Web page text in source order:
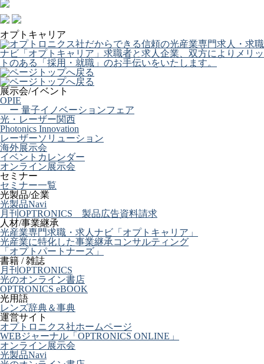
オプトキャリア
展示会/イベント
OPIE
ー 量子イノベーションフェア
光・レーザー関西
Photonics Innovation
レーザーソリューション
海外展示会
イベントカレンダー
オンライン展示会
セミナー
セミナー一覧
光製品/企業
光製品Navi
月刊OPTRONICS 製品広告資料請求
人材/事業継承
光産業専門求職・求人ナビ「オプトキャリア」
光産業に特化した事業継承コンサルティング
「オプトパートナーズ」
書籍 / 雑誌
月刊OPTRONICS
光のオンライン書店
OPTRONICS eBOOK
光用語
レンズ辞典＆事典
運営サイト
オプトロニクス社ホームページ
WEBジャーナル「OPTRONICS ONLINE」
オンライン展示会
光製品Navi